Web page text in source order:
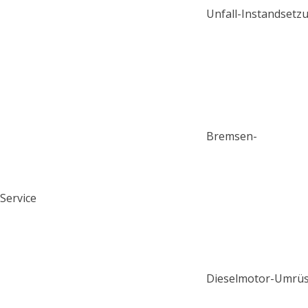
Unfall-
Bremsen-
Service
Dieselmotor-